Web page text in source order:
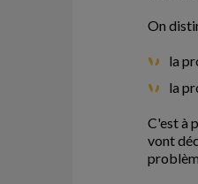
On
la
la
C'est à
vont